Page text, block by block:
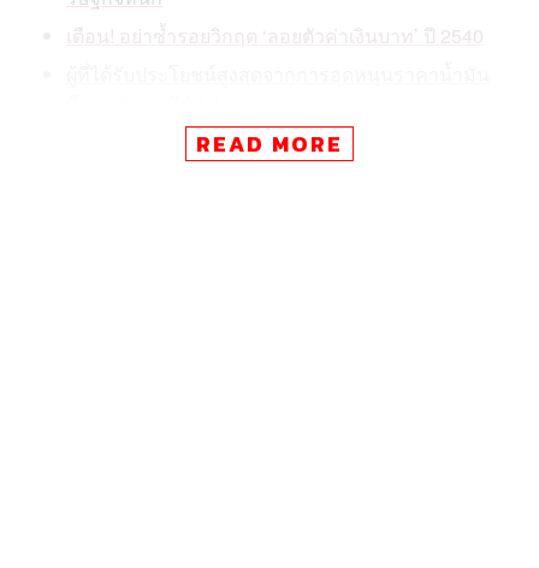
เตือน! อย่าซ้ำรอยวิกฤต ‘ลอยตัวค่าเงินบาท’ ปี 2540
READ MORE